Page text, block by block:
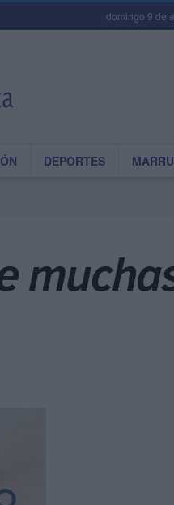
domingo 9 de
DEPORTES